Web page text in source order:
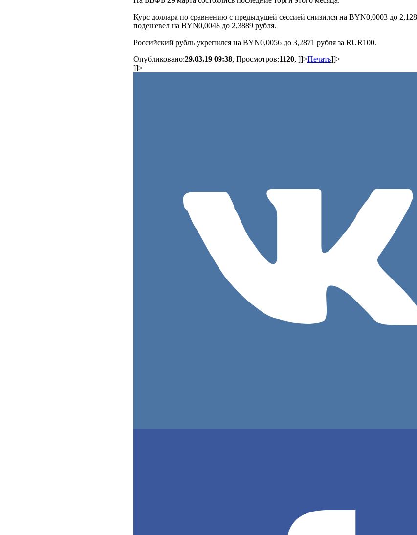
Курс доллара по сравнению с предыдущей сессией снизился на BYN0,0003 до
подешевел на BYN0,0048 до 2,3889 рубля.
Российский рубль укрепился на BYN0,0056 до 3,2871 рубля за RUR100.
Опубликовано:29.03.19 09:38, Просмотров:1120, ]]>Печать]]>
]]>